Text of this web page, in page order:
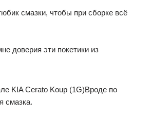
смазки, чтобы при сборке всё
доверия эти покетики из
Вроде по
смазка.